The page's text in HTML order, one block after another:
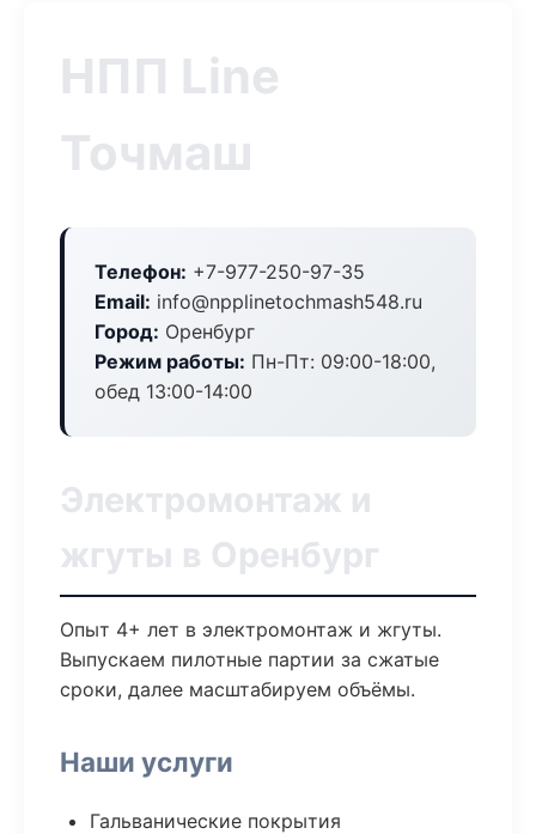
НПП Line
Точмаш
Телефон: +7-977-250-97-35
Email: info@npplinetochmash548.ru
Город: Оренбург
Режим работы: Пн-Пт: 09:00-18:00,
обед 13:00-14:00
Электромонтаж и
жгуты в Оренбург
Опыт 4+ лет в электромонтаж и жгуты.
Выпускаем пилотные партии за сжатые
сроки, далее масштабируем объёмы.
Наши услуги
Гальванические покрытия